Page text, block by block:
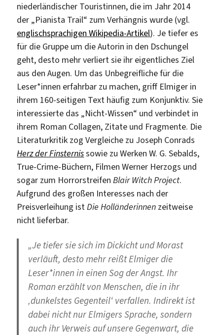
niederländischer Touristinnen, die im Jahr 2014
der „Pianista Trail“ zum Verhängnis wurde (vgl.
englischsprachigen Wikipedia-Artikel). Je tiefer es
für die Gruppe um die Autorin in den Dschungel
geht, desto mehr verliert sie ihr eigentliches Ziel
aus den Augen. Um das Unbegreifliche für die
Leser*innen erfahrbar zu machen, griff Elmiger in
ihrem 160-seitigen Text häufig zum Konjunktiv. Sie
interessierte das „Nicht-Wissen“ und verbindet in
ihrem Roman Collagen, Zitate und Fragmente. Die
Literaturkritik zog Vergleiche zu Joseph Conrads
Herz der Finsternissowie zu Werken W. G. Sebalds,
True-Crime-Büchern, Filmen Werner Herzogs und
sogar zum HorrorstreifenBlair Witch Project.
Aufgrund des großen Interesses nach der
Preisverleihung istDie Holländerinnen zeitweise
nicht lieferbar.
„Je tiefer sie sich im Dickicht und Morast
verläuft, desto mehr reißt Elmiger die
Leser*innen in einen Sog der Angst. Ihr
Roman erzählt von Menschen, die in ihr
‚dunkelstes Gegenteil‘ verfallen. Indirekt ist
dabei nicht nur Elmigers Sprache, sondern
auch ihr Verweis auf unsere Gegenwart, die